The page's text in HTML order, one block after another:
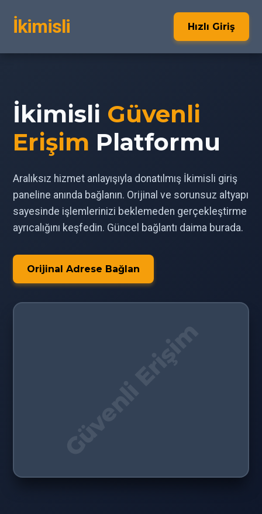
İkimisli Hızlı Giriş
İkimisli Güvenli
Erişim Platformu
Aralıksız hizmet anlayışıyla donatılmış İkimisli giriş
paneline anında bağlanın. Orijinal ve sorunsuz altyapı
sayesinde işlemlerinizi beklemeden gerçekleştirme
ayrıcalığını keşfedin. Güncel bağlantı daima burada.
Orijinal Adrese Bağlan